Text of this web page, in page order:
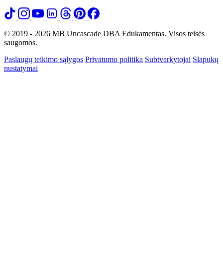
© 2019 - 2026 MB Uncascade DBA Edukamentas. Visos teisės
saugomos.
Paslaugų teikimo sąlygos Privatumo politika Subtvarkytojai Slapukų
nustatymai